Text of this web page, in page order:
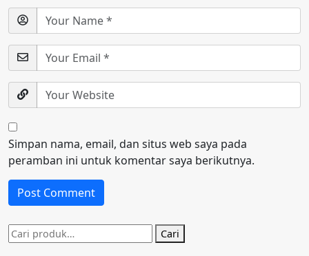
Simpan nama, email, dan situs web saya pada
peramban ini untuk komentar saya berikutnya.
Pencarian
untuk:
Cari